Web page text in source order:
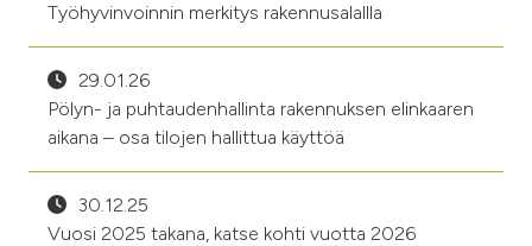
Työhyvinvoinnin merkitys rakennusalallla
29.01.26
Pölyn- ja puhtaudenhallinta rakennuksen elinkaaren
aikana – osa tilojen hallittua käyttöä
30.12.25
Vuosi 2025 takana, katse kohti vuotta 2026